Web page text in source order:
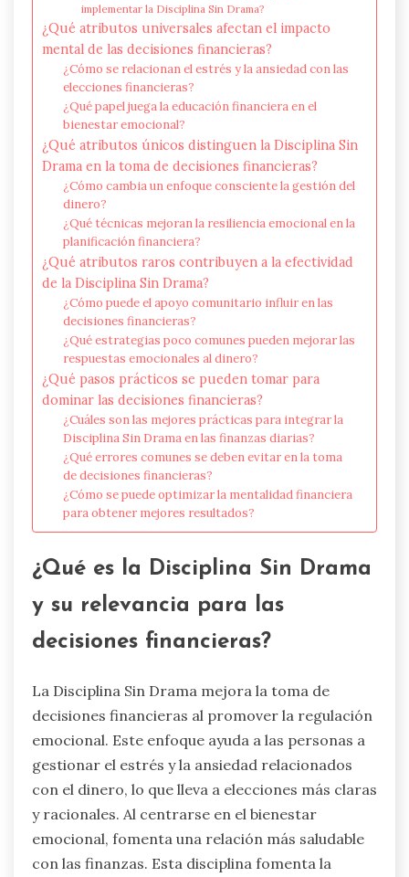
implementar la Disciplina Sin Drama?
¿Qué atributos universales afectan el impacto
mental de las decisiones financieras?
¿Cómo se relacionan el estrés y la ansiedad con las
elecciones financieras?
¿Qué papel juega la educación financiera en el
bienestar emocional?
¿Qué atributos únicos distinguen la Disciplina Sin
Drama en la toma de decisiones financieras?
¿Cómo cambia un enfoque consciente la gestión del
dinero?
¿Qué técnicas mejoran la resiliencia emocional en la
planificación financiera?
¿Qué atributos raros contribuyen a la efectividad
de la Disciplina Sin Drama?
¿Cómo puede el apoyo comunitario influir en las
decisiones financieras?
¿Qué estrategias poco comunes pueden mejorar las
respuestas emocionales al dinero?
¿Qué pasos prácticos se pueden tomar para
dominar las decisiones financieras?
¿Cuáles son las mejores prácticas para integrar la
Disciplina Sin Drama en las finanzas diarias?
¿Qué errores comunes se deben evitar en la toma
de decisiones financieras?
¿Cómo se puede optimizar la mentalidad financiera
para obtener mejores resultados?
¿Qué es la Disciplina Sin Drama
y su relevancia para las
decisiones financieras?
La Disciplina Sin Drama mejora la toma de
decisiones financieras al promover la regulación
emocional. Este enfoque ayuda a las personas a
gestionar el estrés y la ansiedad relacionados
con el dinero, lo que lleva a elecciones más claras
y racionales. Al centrarse en el bienestar
emocional, fomenta una relación más saludable
con las finanzas. Esta disciplina fomenta la